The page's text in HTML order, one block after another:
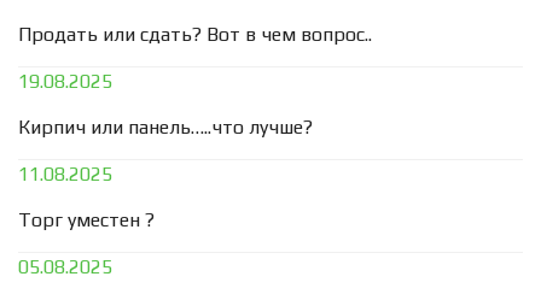
Продать или сдать? Вот в чем вопрос..
19.08.2025
Кирпич или панель…..что лучше?
11.08.2025
Торг уместен ?
05.08.2025